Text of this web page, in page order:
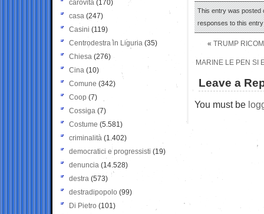
This entry was posted
responses to this
« TRUMP
MARINE LE PEN SI
Leave a
You must be
carovita (170)
casa (247)
Casini (119)
Centrodestra in Liguria (35)
Chiesa (276)
Cina (10)
Comune (342)
Coop (7)
Cossiga (7)
Costume (5.581)
criminalità (1.402)
democratici e progressisti (19)
denuncia (14.528)
destra (573)
destradipopolo (99)
Di Pietro (101)